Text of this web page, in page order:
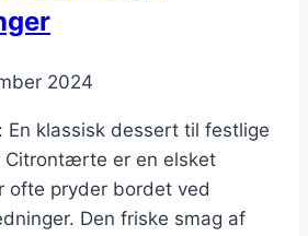
2024
klassisk dessert til festlige
Citrontærte er en elsket
ofte pryder bordet ved
Den friske smag af